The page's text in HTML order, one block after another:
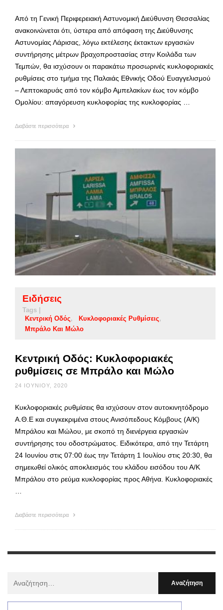
Από τη Γενική Περιφερειακή Αστυνομική Διεύθυνση Θεσσαλίας
ανακοινώνεται ότι, ύστερα από απόφαση της Διεύθυνσης
Αστυνομίας Λάρισας, λόγω εκτέλεσης έκτακτων εργασιών
συντήρησης μέτρων βραχοπροστασίας στην Κοιλάδα των
Τεμπών, θα ισχύσουν οι παρακάτω προσωρινές κυκλοφοριακές
ρυθμίσεις στο τμήμα της Παλαιάς Εθνικής Οδού Ευαγγελισμού
– Λεπτοκαρυάς από τον κόμβο Αμπελακίων έως τον κόμβο
Ομολίου: απαγόρευση κυκλοφορίας της κυκλοφορίας …
Διαβάστε περισσότερα
Ειδήσεις
Tags |
Κεντρική Οδός
Κυκλοφοριακές Ρυθμίσεις
Μπράλο Και Μώλο
Κεντρική Οδός: Κυκλοφοριακές
ρυθμίσεις σε Μπράλο και Μώλο
24 ΙΟΥΝΊΟΥ, 2020
Κυκλοφοριακές ρυθμίσεις θα ισχύσουν στον αυτοκινητόδρομο
Α.Θ.Ε και συγκεκριμένα στους Ανισόπεδους Κόμβους (Α/Κ)
Μπράλου και Μώλου, με σκοπό τη διενέργεια εργασιών
συντήρησης του οδοστρώματος. Ειδικότερα, από την Τετάρτη
24 Ιουνίου στις 07:00 έως την Τετάρτη 1 Ιουλίου στις 20:30, θα
σημειωθεί ολικός αποκλεισμός του κλάδου εισόδου του Α/Κ
Μπράλου στο ρεύμα κυκλοφορίας προς Αθήνα. Κυκλοφοριακές
Διαβάστε περισσότερα
: